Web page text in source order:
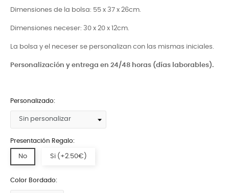
Dimensiones de la bolsa: 55 x 37 x 26cm.
Dimensiones neceser: 30 x 20 x 12cm.
La bolsa y el neceser se personalizan con las mismas iniciales.
Personalización y entrega en 24/48 horas (días laborables).
Personalizado:
Presentación Regalo:
No Si (+2.50€)
Color Bordado: